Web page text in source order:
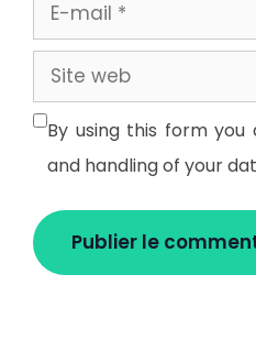
mail
Site
web
By using this form
and handling of your